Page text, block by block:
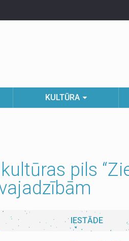
KULTŪRA
pils
IESTĀDE